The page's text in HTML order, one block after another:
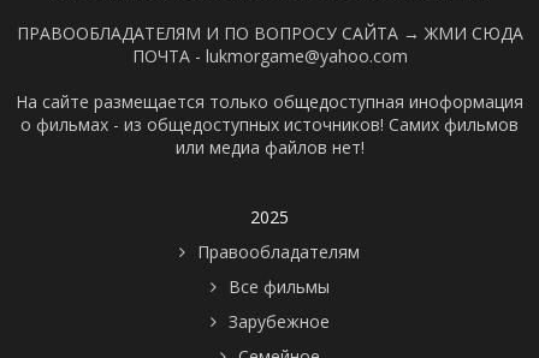
ПРАВООБЛАДАТЕЛЯМ И ПО ВОПРОСУ САЙТА → ЖМИ СЮДА
ПОЧТА - lukmorgame@yahoo.com
На сайте размещается только общедоступная иноформация
о фильмах - из общедоступных источников! Самих фильмов
или медиа файлов нет!
2025
Правообладателям
Все фильмы
Зарубежное